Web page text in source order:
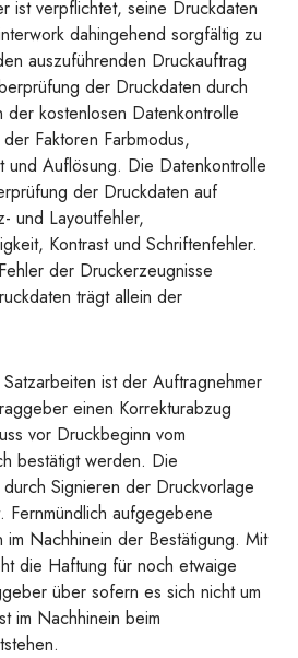
ist verpflichtet, seine Druckdaten
dahingehend sorgfältig zu
auszuführenden Druckauftrag
der Druckdaten durch
der kostenlosen Datenkontrolle
Faktoren Farbmodus,
und Auflösung. Die Datenkontrolle
der Druckdaten auf
und Layoutfehler,
Kontrast und Schriftenfehler.
der Druckerzeugnisse
trägt allein der
ist der Auftragnehmer
einen Korrekturabzug
vor Druckbeginn vom
bestätigt werden. Die
Signieren der Druckvorlage
Fernmündlich aufgegebene
Nachhinein der Bestätigung. Mit
die Haftung für noch etwaige
über sofern es sich nicht um
im Nachhinein beim